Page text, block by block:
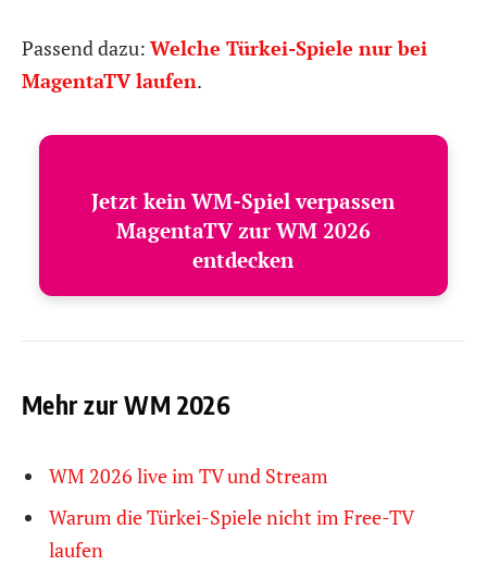
Passend dazu: Welche Türkei-Spiele nur bei
MagentaTV laufen.
Jetzt kein WM-Spiel verpassen
MagentaTV zur WM 2026
entdecken
Mehr zur WM 2026
WM 2026 live im TV und Stream
Warum die Türkei-Spiele nicht im Free-TV
laufen